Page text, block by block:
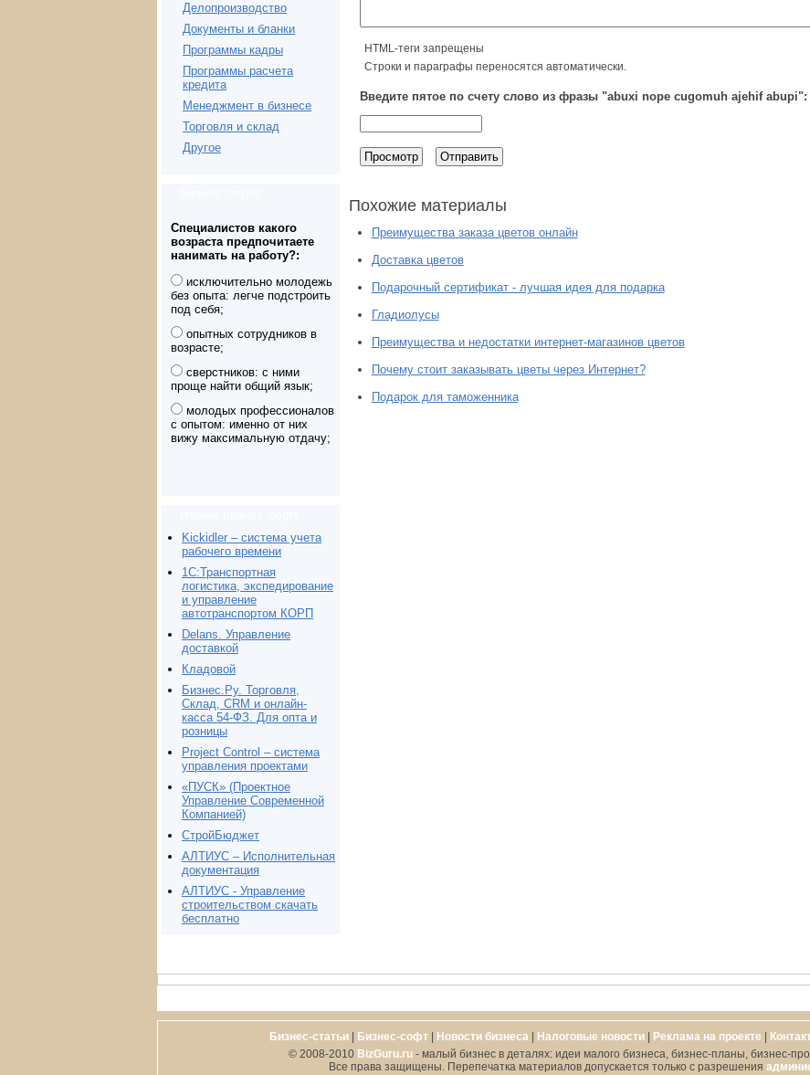
Делопроизводство
Документы и бланки
Программы кадры
Программы расчета
кредита
Менеджмент в бизнесе
Торговля и склад
Другое
Специалистов какого
возраста предпочитаете
нанимать на работу?:
исключительно молодежь
без опыта: легче подстроить
под себя;
опытных сотрудников в
возрасте;
сверстников: с ними
проще найти общий язык;
молодых профессионалов
с опытом: именно от них
вижу максимальную отдачу;
Kickidler – система учета
рабочего времени
1С:Транспортная
логистика, экспедирование
и управление
автотранспортом КОРП
Delans. Управление
доставкой
Кладовой
Бизнес.Ру. Торговля,
Склад, CRM и онлайн-
касса 54-ФЗ. Для опта и
розницы
Project Сontrol – система
управления проектами
«ПУСК» (Проектное
Управление Современной
Компанией)
СтройБюджет
АЛТИУС – Исполнительная
документация
АЛТИУС - Управление
строительством скачать
бесплатно
HTML-теги запрещены
Строки и параграфы переносятся автоматически.
Введите пятое по счету слово из фразы "abuxi nope cugomuh ajehif abupi":
Похожие материалы
Преимущества заказа цветов онлайн
Доставка цветов
Подарочный сертификат - лучшая идея для подарка
Гладиолусы
Преимущества и недостатки интернет-магазинов цветов
Почему стоит заказывать цветы через Интернет?
Подарок для таможенника
Бизнес-статьи| Бизнес-софт| Новости бизнеса | Налоговые новости| Реклама на проекте |
© 2008-2010 BizGuru.ru- малый бизнес в деталях: идеи малого бизнеса, бизнес-планы, бизнес-
Все права защищены. Перепечатка материалов допускается только с разрешения